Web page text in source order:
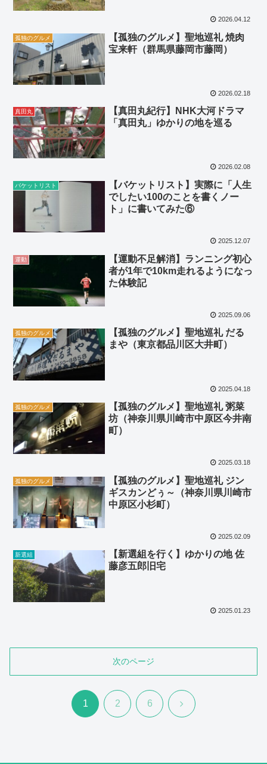
2026.04.12
孤独のグルメ
【孤独のグルメ】聖地巡礼 焼肉
宝来軒（群馬県藤岡市藤岡）
2026.02.18
真田丸
【真田丸紀行】NHK大河ドラマ
「真田丸」ゆかりの地を巡る
2026.02.08
バケットリスト
【バケットリスト】実際に「人生
でしたい100のことを書くノー
ト」に書いてみた⑥
2025.12.07
運動
【運動不足解消】ランニング初心
者が1年で10km走れるようになっ
た体験記
2025.09.06
孤独のグルメ
【孤独のグルメ】聖地巡礼 だる
まや（東京都品川区大井町）
2025.04.18
孤独のグルメ
【孤独のグルメ】聖地巡礼 粥菜
坊（神奈川県川崎市中原区今井南
町）
2025.03.18
孤独のグルメ
【孤独のグルメ】聖地巡礼 ジン
ギスカンどぅ～（神奈川県川崎市
中原区小杉町）
2025.02.09
新選組
【新選組を行く】ゆかりの地 佐
藤彦五郎旧宅
2025.01.23
次のページ
1 2 6 次